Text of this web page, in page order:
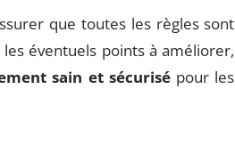
que toutes les règles sont
éventuels points à améliorer,
sain et sécurisépour les